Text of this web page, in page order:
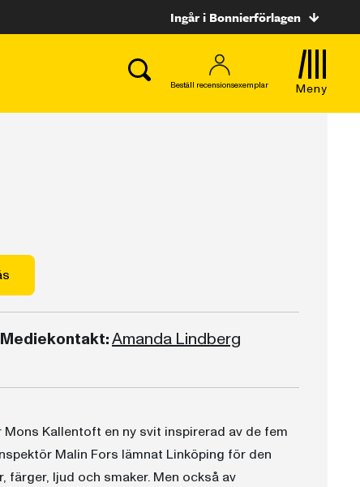
Ingår i Bonnierförlagen
Beställ recensionsexemplar Meny
Mediekontakt:Amanda Lindberg
Kallentoft en ny svit inspirerad av de fem
Malin Fors lämnat Linköping för den
ljud och smaker. Men också av